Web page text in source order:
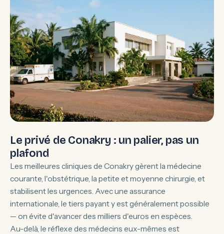
Le privé de Conakry : un palier, pas un
plafond
Les meilleures cliniques de Conakry gèrent la médecine
courante, l'obstétrique, la petite et moyenne chirurgie, et
stabilisent les urgences. Avec une assurance
internationale, le tiers payant y est généralement possible
— on évite d'avancer des milliers d'euros en espèces.
Au-delà, le réflexe des médecins eux-mêmes est